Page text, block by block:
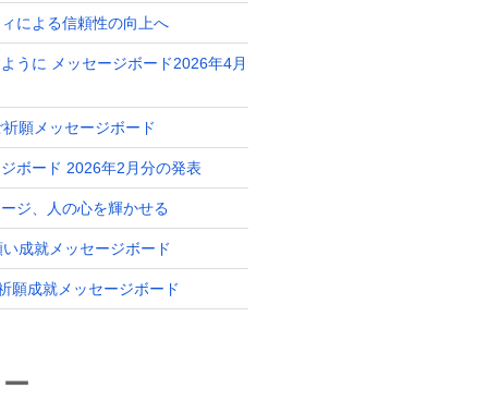
による信頼性の向上へ
うに メッセージボード2026年4月
願メッセージボード
ボード 2026年2月分の発表
ジ、人の心を輝かせる
成就メッセージボード
願成就メッセージボード